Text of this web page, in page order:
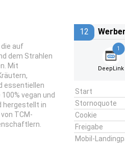
auf
dem Strahlen
Mit
essentiellen
vegan und
hergestellt in
TCM-
12
1
DeepLink
Start
Stornoquote
Cookie
Freigabe
Mobil-